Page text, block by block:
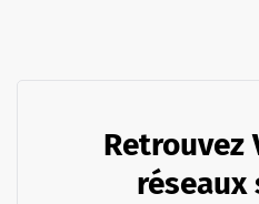
Retrouvez
réseaux